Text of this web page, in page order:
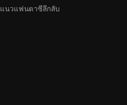
แนวแฟนตาซีลึกลับ